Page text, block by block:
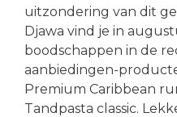
uitzondering van dit
Djawa vind je in
boodschappen in de
aanbiedingen-
Premium Caribbean
Tandpasta classic.